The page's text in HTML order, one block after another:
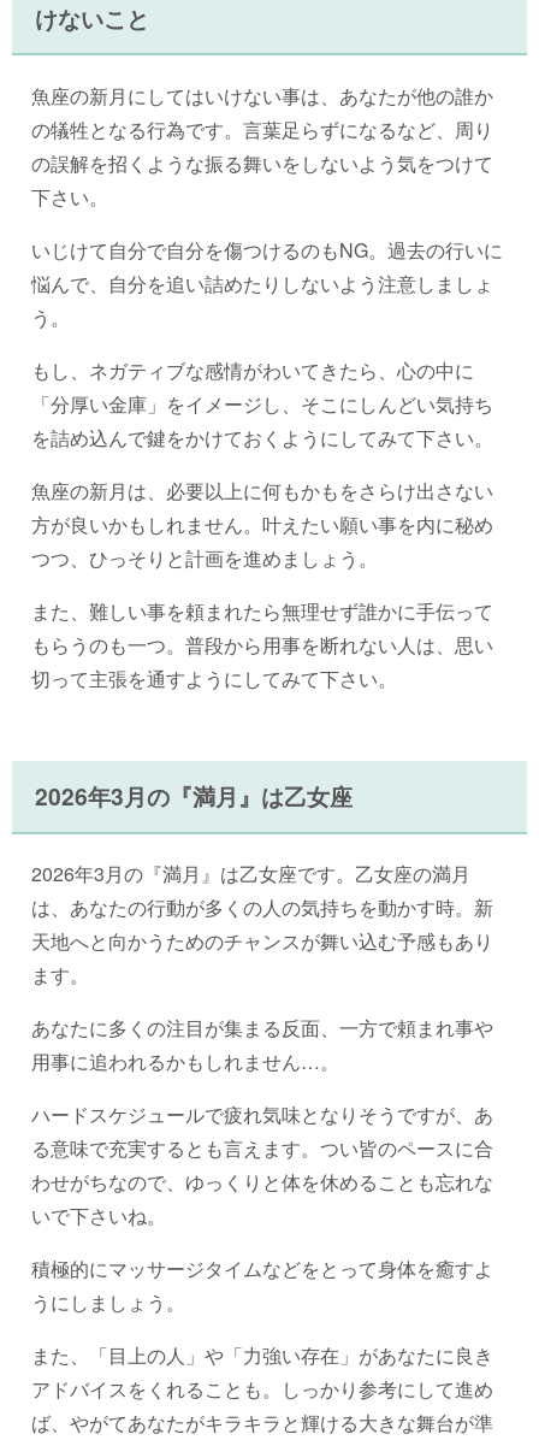
けないこと
魚座の新月にしてはいけない事は、あなたが他の誰か
の犠牲となる行為です。言葉足らずになるなど、周り
の誤解を招くような振る舞いをしないよう気をつけて
下さい。
いじけて自分で自分を傷つけるのもNG。過去の行いに
悩んで、自分を追い詰めたりしないよう注意しましょ
う。
もし、ネガティブな感情がわいてきたら、心の中に
「分厚い金庫」をイメージし、そこにしんどい気持ち
を詰め込んで鍵をかけておくようにしてみて下さい。
魚座の新月は、必要以上に何もかもをさらけ出さない
方が良いかもしれません。叶えたい願い事を内に秘め
つつ、ひっそりと計画を進めましょう。
また、難しい事を頼まれたら無理せず誰かに手伝って
もらうのも一つ。普段から用事を断れない人は、思い
切って主張を通すようにしてみて下さい。
2026年3月の『満月』は乙女座
2026年3月の『満月』は乙女座です。乙女座の満月
は、あなたの行動が多くの人の気持ちを動かす時。新
天地へと向かうためのチャンスが舞い込む予感もあり
ます。
あなたに多くの注目が集まる反面、一方で頼まれ事や
用事に追われるかもしれません…。
ハードスケジュールで疲れ気味となりそうですが、あ
る意味で充実するとも言えます。つい皆のペースに合
わせがちなので、ゆっくりと体を休めることも忘れな
いで下さいね。
積極的にマッサージタイムなどをとって身体を癒すよ
うにしましょう。
また、「目上の人」や「力強い存在」があなたに良き
アドバイスをくれることも。しっかり参考にして進め
ば、やがてあなたがキラキラと輝ける大きな舞台が準